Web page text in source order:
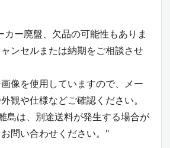
カー廃盤、欠品の可能性もありま
ンセルまたは納期をご相談させ
画像を使用していますので、メー
観や仕様などご確認ください。
島は、別途送料が発生する場合が
問い合わせください。"